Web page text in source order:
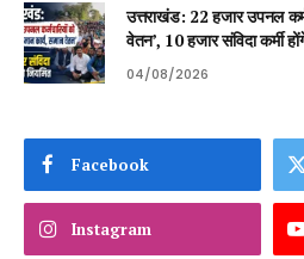
उत्तराखंड: 22 हजार उपनल
वेतन’, 10 हजार संविदा कर्मी
04/08/2026
Facebook
Instagram